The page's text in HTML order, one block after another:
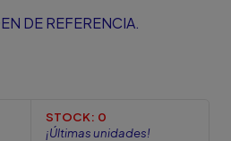
DE REFERENCIA.
STOCK: 0
¡Últimas unidades!